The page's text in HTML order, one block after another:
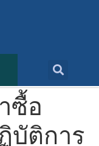
ซื้อ
ติการ